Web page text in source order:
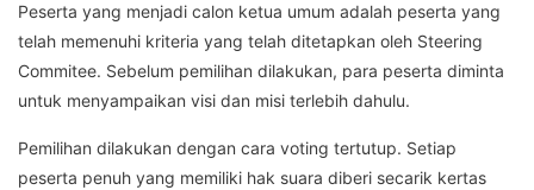
Peserta yang menjadi calon ketua umum adalah peserta yang
telah memenuhi kriteria yang telah ditetapkan oleh Steering
Commitee. Sebelum pemilihan dilakukan, para peserta diminta
untuk menyampaikan visi dan misi terlebih dahulu.
Pemilihan dilakukan dengan cara voting tertutup. Setiap
peserta penuh yang memiliki hak suara diberi secarik kertas